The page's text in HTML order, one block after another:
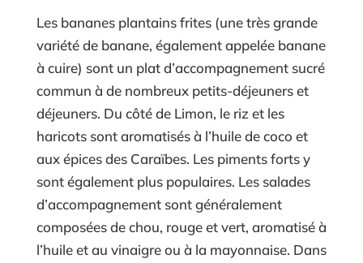
Les bananes plantains frites (une très grande
variété de banane, également appelée banane
à cuire) sont un plat d’accompagnement sucré
commun à de nombreux petits-déjeuners et
déjeuners. Du côté de Limon, le riz et les
haricots sont aromatisés à l’huile de coco et
aux épices des Caraïbes. Les piments forts y
sont également plus populaires. Les salades
d’accompagnement sont généralement
composées de chou, rouge et vert, aromatisé à
l’huile et au vinaigre ou à la mayonnaise. Dans